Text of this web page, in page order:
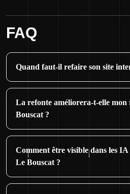
FAQ
Quand faut-il refaire son site
La refonte améliorera-t-elle mon
Bouscat ?
Comment être visible dans les
Le Bouscat ?